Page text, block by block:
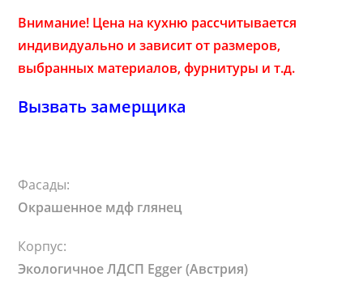
Внимание! Цена на кухню рассчитывается
индивидуально и зависит от размеров,
выбранных материалов, фурнитуры и т.д.
Вызвать замерщика
Фасады:
Окрашенное мдф глянец
Корпус:
Экологичное ЛДСП Egger (Австрия)